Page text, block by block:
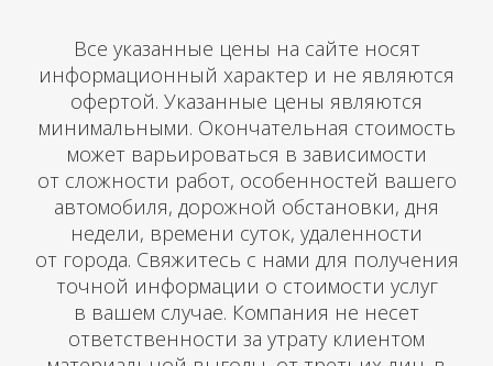
Все указанные цены на сайте носят
информационный характер и не являются
офертой. Указанные цены являются
минимальными. Окончательная стоимость
может варьироваться в зависимости
от сложности работ, особенностей вашего
автомобиля, дорожной обстановки, дня
недели, времени суток, удаленности
от города. Свяжитесь с нами для получения
точной информации о стоимости услуг
в вашем случае. Компания не несет
ответственности за утрату клиентом